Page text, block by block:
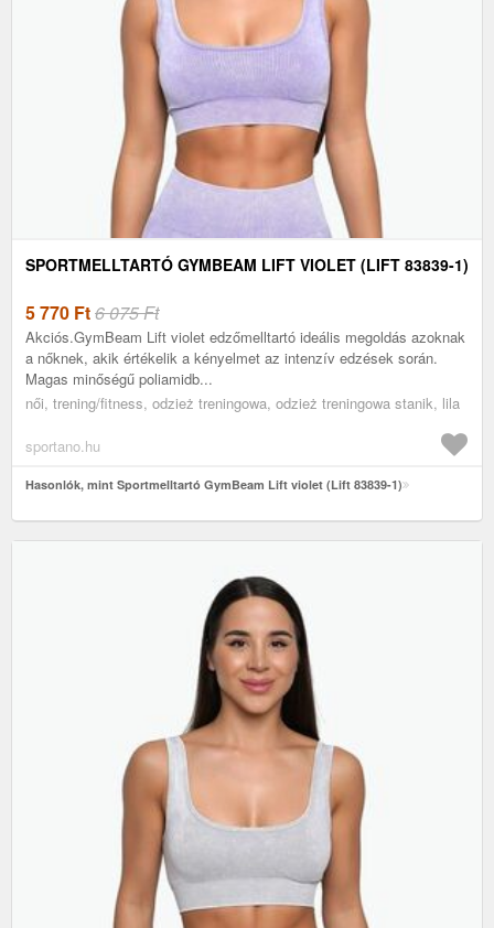
SPORTMELLTARTÓ GYMBEAM LIFT VIOLET (LIFT 83839-1)
5 770 Ft6 075 Ft
Akciós.GymBeam Lift violet edzőmelltartó ideális megoldás azoknak
a nőknek, akik értékelik a kényelmet az intenzív edzések során.
Magas minőségű poliamidb...
női, trening/fitness, odzież treningowa, odzież treningowa stanik, lila
sportano.hu
Hasonlók, mint Sportmelltartó GymBeam Lift violet (Lift 83839-1)